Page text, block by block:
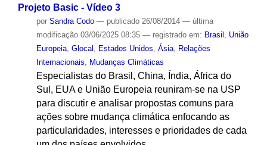
Projeto Basic - Vídeo 3
por Sandra Codo — publicado26/08/2014 — última
modificação03/06/2025 08:35 — registrado em: Brasil , União
Europeia, Glocal , Estados Unidos, Ásia, Relações
Internacionais, Mudanças Climáticas
Especialistas do Brasil, China, Índia, África do
Sul, EUA e União Europeia reuniram-se na USP
para discutir e analisar propostas comuns para
ações sobre mudança climática enfocando as
particularidades, interesses e prioridades de cada